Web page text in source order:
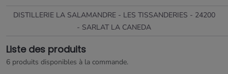
DISTILLERIE LA SALAMANDRE - LES TISSANDERIES - 24200
- SARLAT LA CANEDA
Liste des produits
6 produits disponibles à la commande.